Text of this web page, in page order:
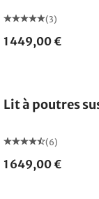
(3)
1 449,00 €
Lit à poutres
(6)
1 649,00 €